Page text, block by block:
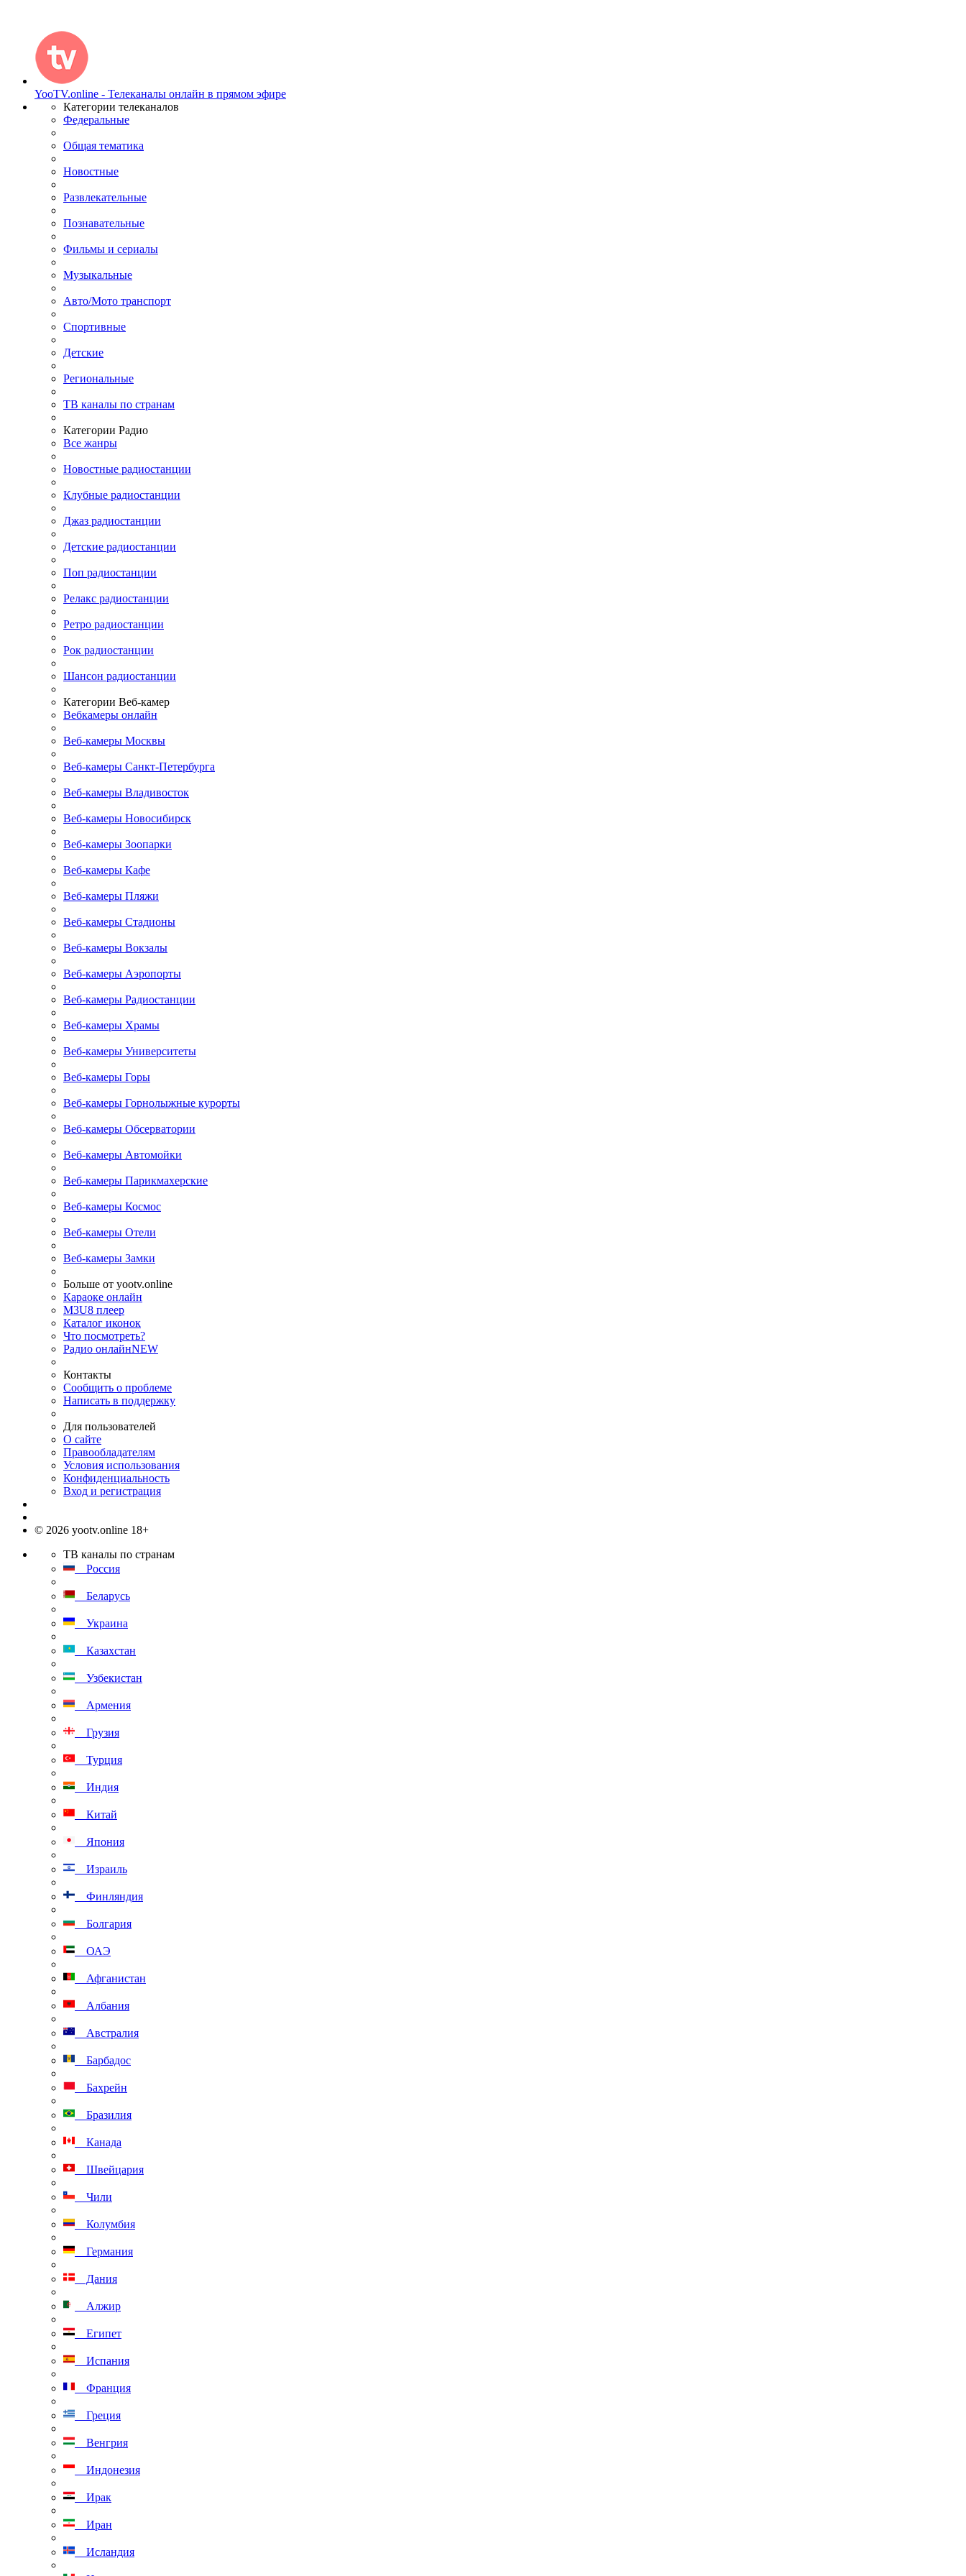
YooTV.online - Телеканалы онлайн в прямом эфире
Категории телеканалов
Федеральные
Общая тематика
Новостные
Развлекательные
Познавательные
Фильмы и сериалы
Музыкальные
Авто/Мото транспорт
Спортивные
Детские
Региональные
ТВ каналы по странам
Категории Радио
Все жанры
Новостные радиостанции
Клубные радиостанции
Джаз радиостанции
Детские радиостанции
Поп радиостанции
Релакс радиостанции
Ретро радиостанции
Рок радиостанции
Шансон радиостанции
Категории Веб-камер
Вебкамеры онлайн
Веб-камеры Москвы
Веб-камеры Санкт-Петербурга
Веб-камеры Владивосток
Веб-камеры Новосибирск
Веб-камеры Зоопарки
Веб-камеры Кафе
Веб-камеры Пляжи
Веб-камеры Стадионы
Веб-камеры Вокзалы
Веб-камеры Аэропорты
Веб-камеры Радиостанции
Веб-камеры Храмы
Веб-камеры Университеты
Веб-камеры Горы
Веб-камеры Горнолыжные курорты
Веб-камеры Обсерватории
Веб-камеры Автомойки
Веб-камеры Парикмахерские
Веб-камеры Космос
Веб-камеры Отели
Веб-камеры Замки
Больше от yootv.online
Караоке онлайн
M3U8 плеер
Каталог иконок
Что посмотреть?
Радио онлайнNEW
Контакты
Сообщить о проблеме
Написать в поддержку
Для пользователей
О сайте
Правообладателям
Условия использования
Конфиденциальность
Вход и регистрация
© 2026 yootv.online 18+
ТВ каналы по странам
Россия
Беларусь
Украина
Казахстан
Узбекистан
Армения
Грузия
Турция
Индия
Китай
Япония
Израиль
Финляндия
Болгария
ОАЭ
Афганистан
Албания
Австралия
Барбадос
Бахрейн
Бразилия
Канада
Швейцария
Чили
Колумбия
Германия
Дания
Алжир
Египет
Испания
Франция
Греция
Венгрия
Индонезия
Ирак
Иран
Исландия